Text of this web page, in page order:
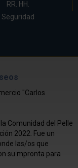
RR. HH.
Seguridad
"Carlos
Comunidad del Pelle
2022. Fue un
las/os que
su mpronta para